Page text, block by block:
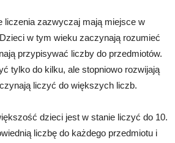
liczenia zazwyczaj mają miejsce w
w tym wieku zaczynają rozumieć
przypisywać liczby do przedmiotów.
tylko do kilku, ale stopniowo rozwijają
liczyć do większych liczb.
dzieci jest w stanie liczyć do 10.
liczbę do każdego przedmiotu i